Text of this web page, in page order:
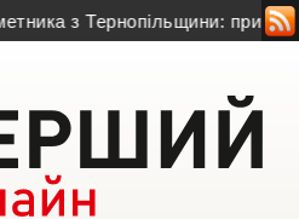
причина смерті